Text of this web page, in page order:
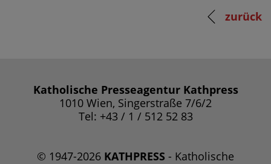
zurück
Katholische Presseagentur Kathpress
1010 Wien, Singerstraße 7/6/2
Tel: +43 / 1 / 512 52 83
© 1947-2026 KATHPRESS - Katholische